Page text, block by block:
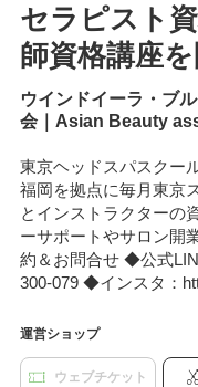
セラピスト
師資格講座を
ウインドイーラ・ブ
会｜Asian Beauty
東京ヘッドスパスクー
福岡を拠点に毎月東京
とインストラクターの
ーサポートやサロン開
約＆お問合せ ◆公式
300-079 ◆インスタ：
運営ショップ
ウェブチケット